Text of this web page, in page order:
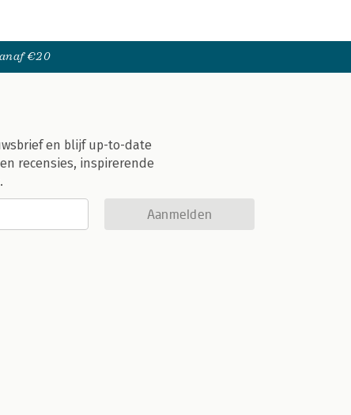
€20
en blijf up-to-date
recensies, inspirerende
Aanmelden